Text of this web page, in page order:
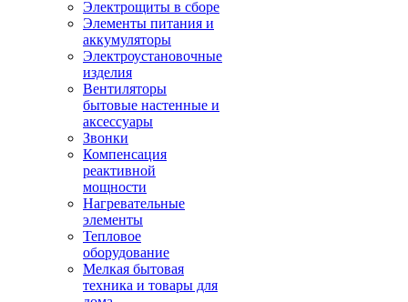
Электрощиты в сборе
Элементы питания и
аккумуляторы
Электроустановочные
изделия
Вентиляторы
бытовые настенные и
аксессуары
Звонки
Компенсация
реактивной
мощности
Нагревательные
элементы
Тепловое
оборудование
Мелкая бытовая
техника и товары для